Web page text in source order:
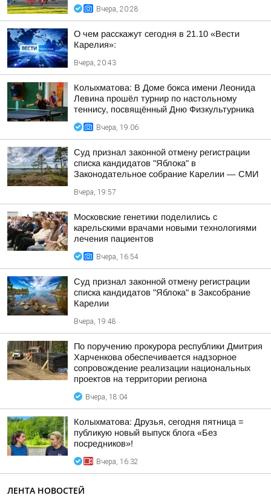
Вчера, 20:28
О чем расскажут сегодня в 21.10 «Вести
Карелия»:
Вчера, 20:43
Колыхматова: В Доме бокса имени Леонида
Левина прошёл турнир по настольному
теннису, посвящённый Дню Физкультурника
Вчера, 19:06
Суд признал законной отмену регистрации
списка кандидатов "Яблока" в
Законодательное собрание Карелии — СМИ
Вчера, 19:57
Московские генетики поделились с
карельскими врачами новыми технологиями
лечения пациентов
Вчера, 16:54
Суд признал законной отмену регистрации
списка кандидатов "Яблока" в Заксобрание
Карелии
Вчера, 19:48
По поручению прокурора республики Дмитрия
Харченкова обеспечивается надзорное
сопровождение реализации национальных
проектов на территории региона
Вчера, 18:04
Колыхматова: Друзья, сегодня пятница =
публикую новый выпуск блога «Без
посредников»!
Вчера, 16:32
ЛЕНТА НОВОСТЕЙ